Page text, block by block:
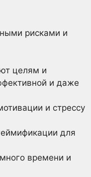
рисками и
целям и
и даже
и стрессу
для
времени и